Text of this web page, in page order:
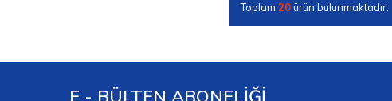
Toplam 20ürün bulunmaktadır.
E - BÜLTEN ABONELİĞİ